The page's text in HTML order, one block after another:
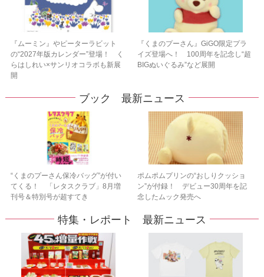
『ムーミン』やピーターラビット
の“2027年版カレンダー”登場！ く
らはしれい×サンリオコラボも新展
開
『くまのプーさん』GiGO限定プラ
イズ登場へ！ 100周年を記念し“超
BIGぬいぐるみ”など展開
ブック 最新ニュース
“くまのプーさん保冷バッグ”が付い
てくる！ 「レタスクラブ」8月増
刊号＆特別号が超すてき
ポムポムプリンの“おしりクッショ
ン”が付録！ デビュー30周年を記
念したムック発売へ
特集・レポート 最新ニュース